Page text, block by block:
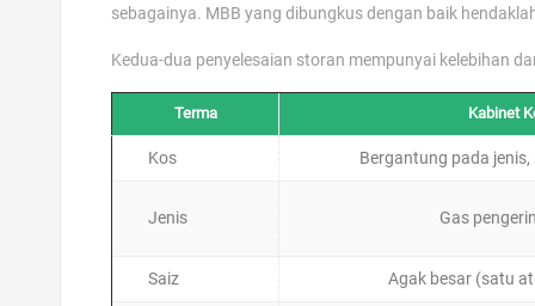
sebagainya. MBB yang dibungkus dengan baik
Kedua-dua penyelesaian storan mempunyai kelebihan
Terma Kabinet
Kos Bergantung pada
Jenis Gas
Saiz Agak besar (satu